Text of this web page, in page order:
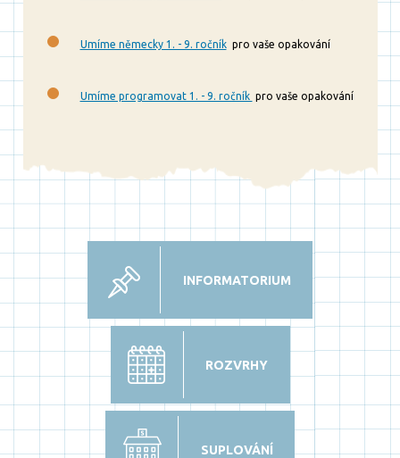
Umíme německy 1. - 9. ročníkpro vaše opakování
Umíme programovat 1. - 9. ročník pro vaše opakování
INFORMATORIUM
ROZVRHY
SUPLOVÁNÍ